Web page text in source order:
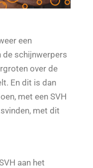
een
de schijnwerpers
over de
En dit is dan
met een SVH
met dit
aan het